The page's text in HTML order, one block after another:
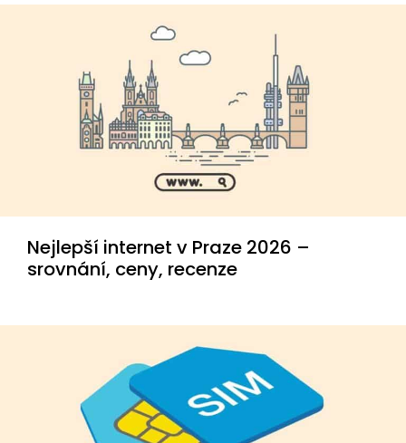
Nejlepší internet v Praze 2026 –
srovnání, ceny, recenze